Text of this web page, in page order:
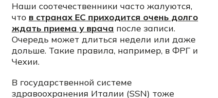
Наши соотечественники часто жалуются,
что в странах ЕС приходится очень долго
ждать приема у врача после записи.
Очередь может длиться недели или даже
дольше. Такие правила, например, в ФРГ и
Чехии.
В государственной системе
здравоохранения Италии (SSN) тоже